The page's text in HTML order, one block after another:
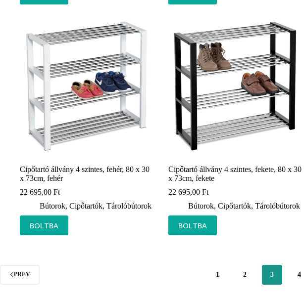
Cipőtartó állvány 4 szintes, fehér, 80 x 30
x 73cm, fehér
22 695,00 Ft
Bútorok, Cipőtartók, Tárolóbútorok
BOLTBA
Cipőtartó állvány 4 szintes, fekete, 80 x 30
x 73cm, fekete
22 695,00 Ft
Bútorok, Cipőtartók, Tárolóbútorok
BOLTBA
PREV 1 2 3 4